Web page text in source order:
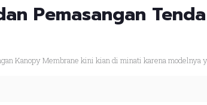
Pemasangan
Kanopy Membrane kini kian di minati karena modelnya